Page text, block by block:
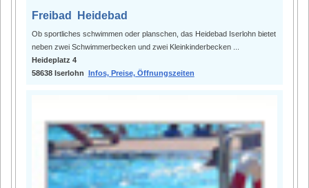
Freibad Heidebad
Ob sportliches schwimmen oder planschen, das Heidebad Iserlohn bietet
neben zwei Schwimmerbecken und zwei Kleinkinderbecken ...
Heideplatz 4
58638 Iserlohn Infos, Preise, Öffnungszeiten